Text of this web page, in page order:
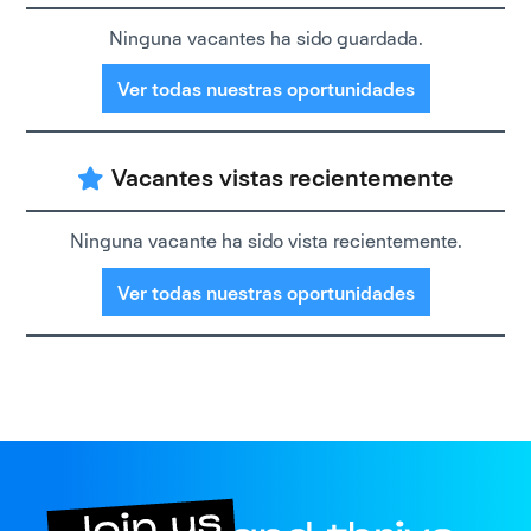
Ninguna vacantes ha sido guardada.
Ver todas nuestras oportunidades
Vacantes vistas recientemente
Ninguna vacante ha sido vista recientemente.
Ver todas nuestras oportunidades